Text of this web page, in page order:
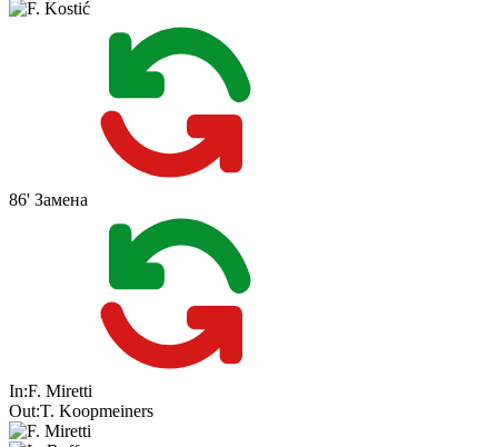
86' Замена
In:F. Miretti
Out:T. Koopmeiners